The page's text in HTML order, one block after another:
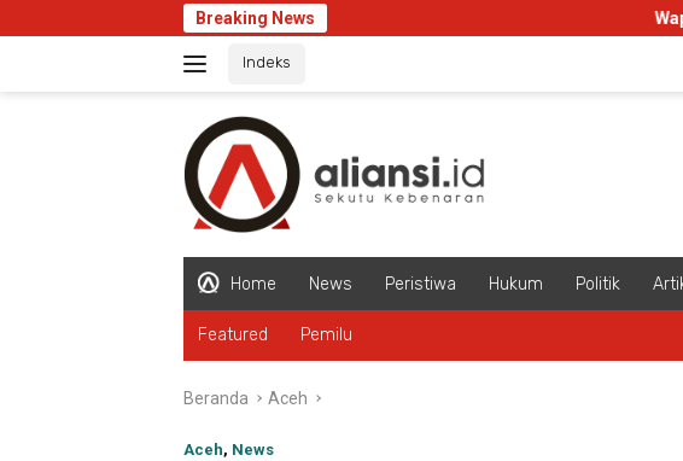
ke
Breaking News Wapres
Indeks
Home News Peristiwa Hukum Politik
Featured Pemilu
Beranda Aceh
Aceh, News